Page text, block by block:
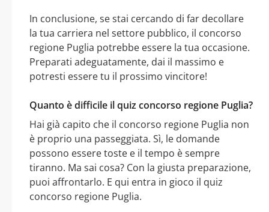
In conclusione, se stai cercando di far decollare
la tua carriera nel settore pubblico, il concorso
regione Puglia potrebbe essere la tua occasione.
Preparati adeguatamente, dai il massimo e
potresti essere tu il prossimo vincitore!
Quanto è difficile il quiz concorso regione Puglia?
Hai già capito che il concorso regione Puglia non
è proprio una passeggiata. Sì, le domande
possono essere toste e il tempo è sempre
tiranno. Ma sai cosa? Con la giusta preparazione,
puoi affrontarlo. E qui entra in gioco il quiz
concorso regione Puglia.